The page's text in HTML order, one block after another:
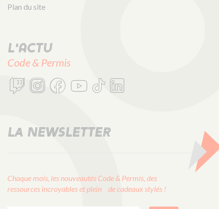
Plan du site
L'actu
Code & Permis
LA NEWSLETTER
Chaque mois, les nouveautés Code & Permis, des
ressources incroyables et plein de cadeaux stylés !